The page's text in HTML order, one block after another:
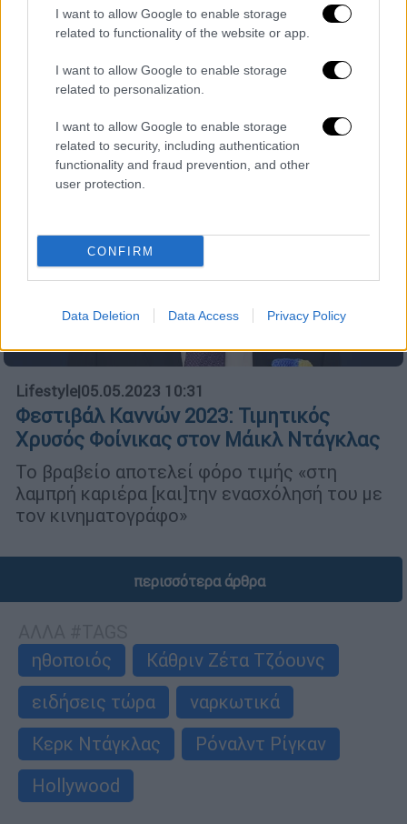
I want to allow Google to enable storage
related to functionality of the website or app.
I want to allow Google to enable storage
related to personalization.
I want to allow Google to enable storage
related to security, including authentication
functionality and fraud prevention, and other
user protection.
CONFIRM
Data Deletion Data Access Privacy Policy
Oι δύο πολυβραβευμένοι ηθοποιοί
πρωταγωνίστησαν στην ταινία της Marvel,
Lifestyle|05.05.2023 10:31
Φεστιβάλ Καννών 2023: Τιμητικός
Χρυσός Φοίνικας στον Μάικλ Ντάγκλας
Το βραβείο αποτελεί φόρο τιμής «στη
λαμπρή καριέρα [και]την ενασχόλησή του με
τον κινηματογράφο»
περισσότερα άρθρα
ηθοποιός
Κάθριν Ζέτα Τζόουνς
ειδήσεις τώρα
ναρκωτικά
Κερκ Ντάγκλας
Ρόναλντ Ρίγκαν
Hollywood